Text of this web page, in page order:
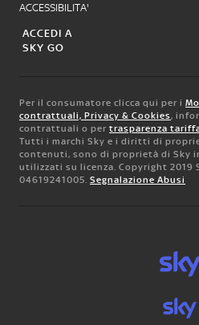
ACCESSIBILITA'
ACCEDI A
SKY GO
Per il consumatore clicca qui per i
contrattuali, Privacy & Cookies,
contrattuali o per trasparenza
Tutti i marchi Sky e i diritti di
contenuti, sono di proprietà di Sky
utilizzati su licenza. Copyright 2019
04619241005. Segnalazione Abusi